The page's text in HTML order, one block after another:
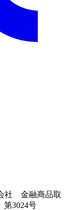
社 金融商品取
3024号